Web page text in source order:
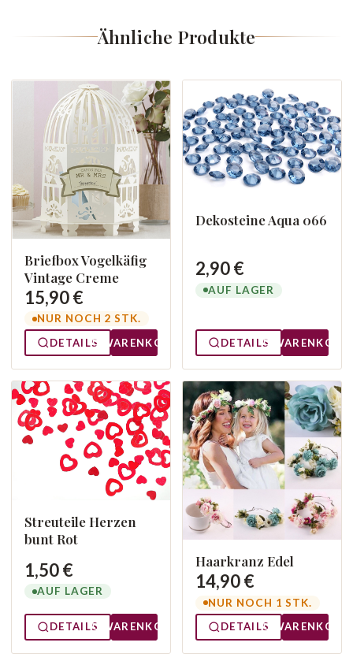
Ähnliche Produkte
Briefbox Vogelkäfig
Vintage Creme
15,90 €
NUR NOCH 2 STK.
DETAILS
WARENKORB
Dekosteine Aqua 066
2,90 €
AUF LAGER
DETAILS WARENKORB
Streuteile Herzen
bunt Rot
1,50 €
AUF LAGER
DETAILS WARENKORB
Haarkranz Edel
14,90 €
NUR NOCH 1 STK.
DETAILS
WARENKORB